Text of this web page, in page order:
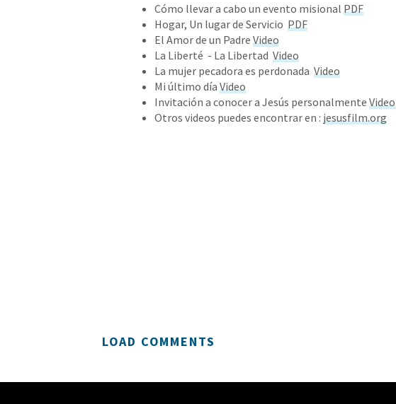
Cómo llevar a cabo un evento misionalPDF
Hogar, Un lugar de ServicioPDF
El Amor de un PadreVideo
La Liberté - La LibertadVideo
La mujer pecadora es perdonadaVideo
Mi último díaVideo
Invitación a conocer a Jesús personalmenteVideo
Otros videos puedes encontrar en :jesusfilm.org
LOAD COMMENTS